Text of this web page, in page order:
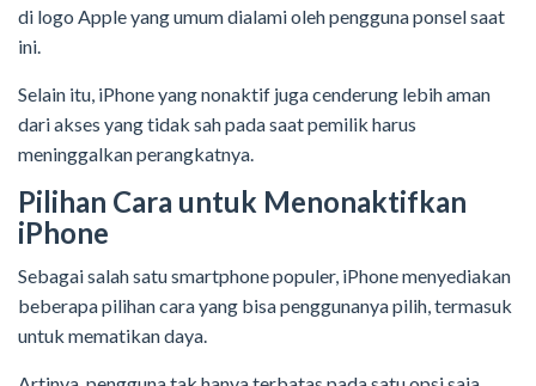
di logo Apple yang umum dialami oleh pengguna ponsel saat
ini.
Selain itu, iPhone yang nonaktif juga cenderung lebih aman
dari akses yang tidak sah pada saat pemilik harus
meninggalkan perangkatnya.
Pilihan Cara untuk Menonaktifkan
iPhone
Sebagai salah satu smartphone populer, iPhone menyediakan
beberapa pilihan cara yang bisa penggunanya pilih, termasuk
untuk mematikan daya.